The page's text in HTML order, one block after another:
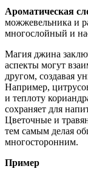
Ароматическая
можжевельника и
многослойный и
Магия джина
аспекты могут
другом, создавая
Например,
и теплоту
сохраняет для
Цветочные и
тем самым делая
многосторонним.
Пример